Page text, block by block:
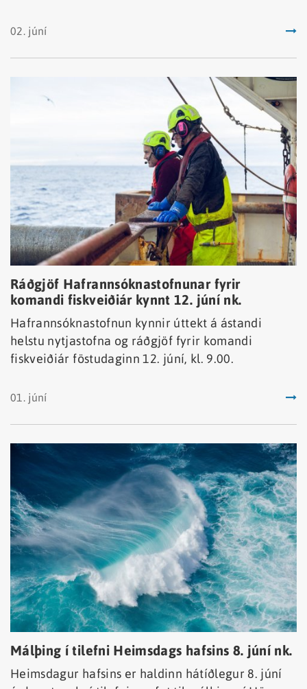
rafeindamerkjum til að staðsetningar.
02. júní
Ráðgjöf Hafrannsóknastofnunar fyrir
komandi fiskveiðiár kynnt 12. júní nk.
Hafrannsóknastofnun kynnir úttekt á ástandi
helstu nytjastofna og ráðgjöf fyrir komandi
fiskveiðiár föstudaginn 12. júní, kl. 9.00.
01. júní
Málþing í tilefni Heimsdags hafsins 8. júní nk.
Heimsdagur hafsins er haldinn hátíðlegur 8. júní